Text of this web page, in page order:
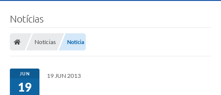
Notícias
Notícias Notícia
JUN
19
19 JUN 2013